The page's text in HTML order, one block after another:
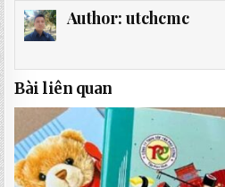
Author: utchcmc
Bài liên quan